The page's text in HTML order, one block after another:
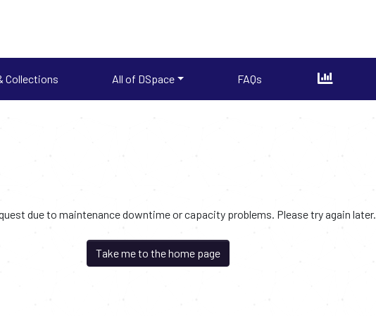
Collections All of DSpace FAQs
due to maintenance downtime or capacity problems. Please try again later.
Take me to the home page